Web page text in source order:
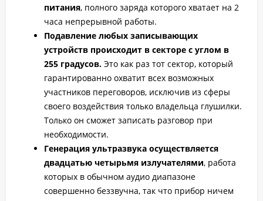
питания, полного заряда которого хватает на 2
часа непрерывной работы.
Подавление любых записывающих
устройств происходит в секторе с углом в
255 градусов. Это как раз тот сектор, который
гарантированно охватит всех возможных
участников переговоров, исключив из сферы
своего воздействия только владельца глушилки.
Только он сможет записать разговор при
необходимости.
Генерация ультразвука осуществляется
двадцатью четырьмя излучателями, работа
которых в обычном аудио диапазоне
совершенно беззвучна, так что прибор ничем